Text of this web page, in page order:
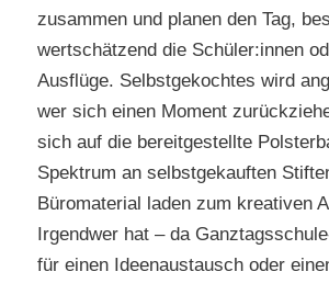
zusammen und planen den Tag,
wertschätzend die Schüler:innen
Ausflüge. Selbstgekochtes wird
wer sich einen Moment
sich auf die bereitgestellte
Spektrum an selbstgekauften
Büromaterial laden zum kreativen
Irgendwer hat – da
für einen Ideenaustausch oder